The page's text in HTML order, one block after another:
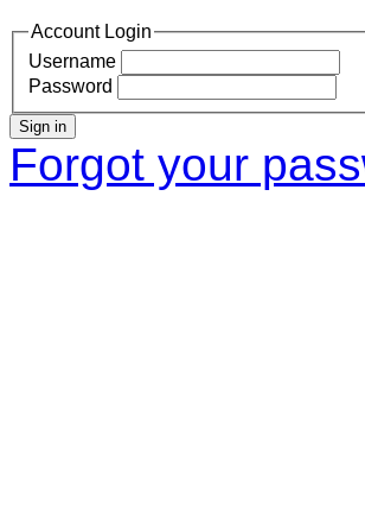
Account Login
Username
Password
Sign in
Forgot your